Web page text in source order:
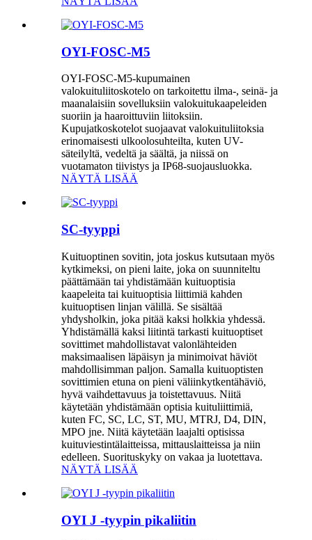
OYI-FOSC-M5
OYI-FOSC-M5-kupumainen
valokuituliitoskotelo on tarkoitettu ilma-, seinä- ja
maanalaisiin sovelluksiin valokuitukaapeleiden
suoriin ja haaroittuviin liitoksiin.
Kupujatkoskotelot suojaavat valokuituliitoksia
erinomaisesti ulkoolosuhteilta, kuten UV-
säteilyltä, vedeltä ja säältä, ja niissä on
vuotamaton tiivistys ja IP68-suojausluokka.
NÄYTÄ LISÄÄ
SC-tyyppi
Kuituoptinen sovitin, jota joskus kutsutaan myös
kytkimeksi, on pieni laite, joka on suunniteltu
päättämään tai yhdistämään kuituoptisia
kaapeleita tai kuituoptisia liittimiä kahden
kuituoptisen linjan välillä. Se sisältää
yhdysholkin, joka pitää kaksi holkkia yhdessä.
Yhdistämällä kaksi liitintä tarkasti kuituoptiset
sovittimet mahdollistavat valonlähteiden
maksimaalisen läpäisyn ja minimoivat häviöt
mahdollisimman paljon. Samalla kuituoptisten
sovittimien etuna on pieni väliinkytkentähäviö,
hyvä vaihdettavuus ja toistettavuus. Niitä
käytetään yhdistämään optisia kuituliittimiä,
kuten FC, SC, LC, ST, MU, MTRJ, D4, DIN,
MPO jne. Niitä käytetään laajalti optisissa
kuituviestintälaitteissa, mittauslaitteissa ja niin
edelleen. Suorituskyky on vakaa ja luotettava.
NÄYTÄ LISÄÄ
OYI J -tyypin pikaliitin